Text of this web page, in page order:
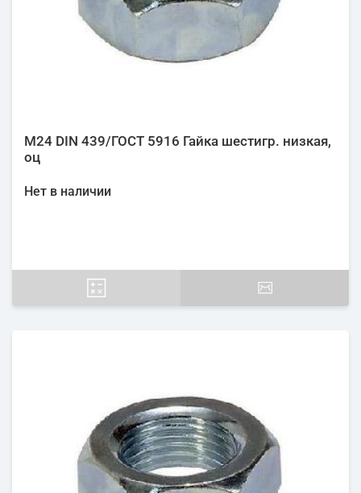
М24 DIN 439/ГОСТ 5916 Гайка шестигр. низкая,
оц
Нет в наличии